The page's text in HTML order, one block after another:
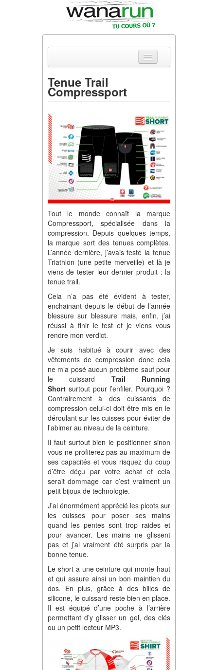
Actualités
Parcours & Courses
Outils & Réseaux
Tenue Trail
Compressport
Tout le monde connaît la marque
Compressport, spécialisée dans la
compression. Depuis quelques temps,
la marque sort des tenues complètes.
L’année dernière, j’avais testé la tenue
Triathlon (une petite merveille) et là je
viens de tester leur dernier produit : la
tenue trail.
Cela n’a pas été évident à tester,
enchainant depuis le début de l’année
blessure sur blessure mais, enfin, j’ai
réussi à finir le test et je viens vous
rendre mon verdict.
Je suis habitué à courir avec des
vêtements de compression donc cela
ne m’a posé aucun problème sauf pour
le cuissard Trail Running
Shortsurtout pour l’enfiler. Pourquoi ?
Contrairement à des cuissards de
compression celui-ci doit être mis en le
déroulant sur les cuisses pour éviter de
l’abimer au niveau de la ceinture.
Il faut surtout bien le positionner sinon
vous ne profiterez pas au maximum de
ses capacités et vous risquez du coup
d’être déçu par votre achat et cela
serait dommage car c’est vraiment un
petit bijoux de technologie.
J’ai énormément apprécié les picots sur
les cuisses pour poser ses mains
quand les pentes sont trop raides et
pour avancer. Les mains ne glissent
pas et j’ai vraiment été surpris par la
bonne tenue.
Le short a une ceinture qui monte haut
et qui assure ainsi un bon maintien du
dos. En plus, grâce à des billes de
silicone, le cuissard reste bien en place.
Il est équipé d’une poche à l’arrière
permettant d’y glisser un gel, des clés
ou un petit lecteur MP3.